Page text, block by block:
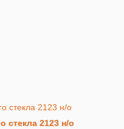
стекла 2123 н/о